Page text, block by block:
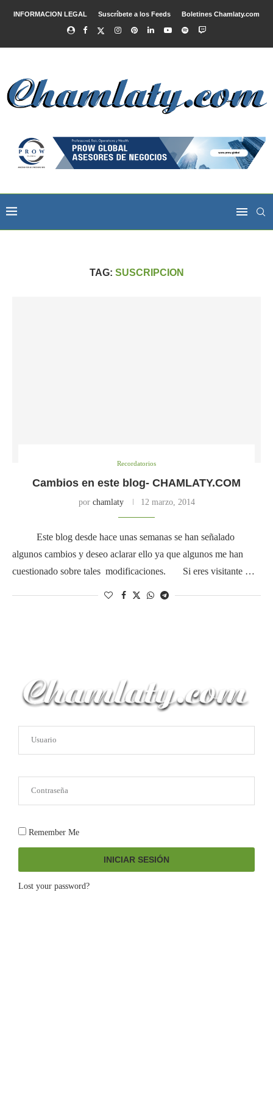
INFORMACION LEGAL Suscríbete a los Feeds Boletines Chamlaty.com
TAG: SUSCRIPCION
Recordatorios
Cambios en este blog- CHAMLATY.COM
por chamlaty 12 marzo, 2014
Este blog desde hace unas semanas se han señalado
algunos cambios y deseo aclarar ello ya que algunos me han
cuestionado sobre tales modificaciones. Si eres visitante …
Remember Me
INICIAR SESIÓN
Lost your password?